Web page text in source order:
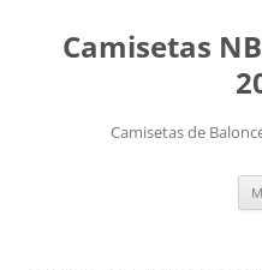
Camisetas
Camisetas de